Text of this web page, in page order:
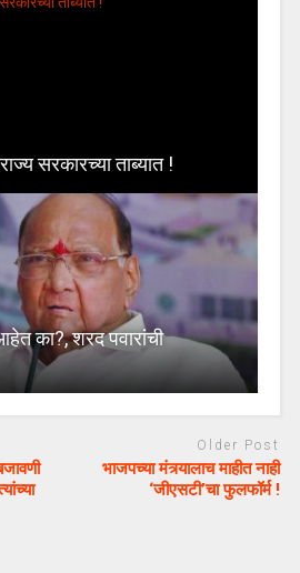
सरकारच्या ताब्यात !
का?, शरद पवारांची
Older Post
भाजपच्या मंत्र्यालाच माहीत नाही
‘जीएसटी’चा फुलफॉर्म !